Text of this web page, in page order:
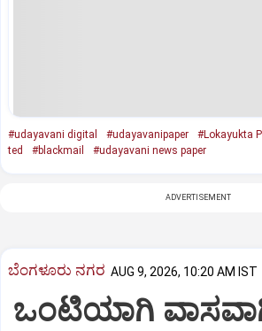
#udayavani digital #udayavanipaper #Lokayukta
ted
#blackmail #udayavani news paper
ADVERTISEMENT
ಬೆಂಗಳೂರು ನಗರ AUG 9, 2026, 10:20 AM IST
ಒಂಟಿಯಾಗಿ